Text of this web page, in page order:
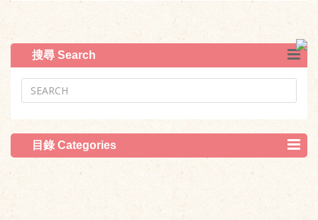
搜尋 Search
目錄 Categories